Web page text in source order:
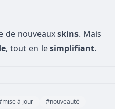
de nouveaux skins. Mais
, tout en le simplifiant.
à jour
#nouveauté